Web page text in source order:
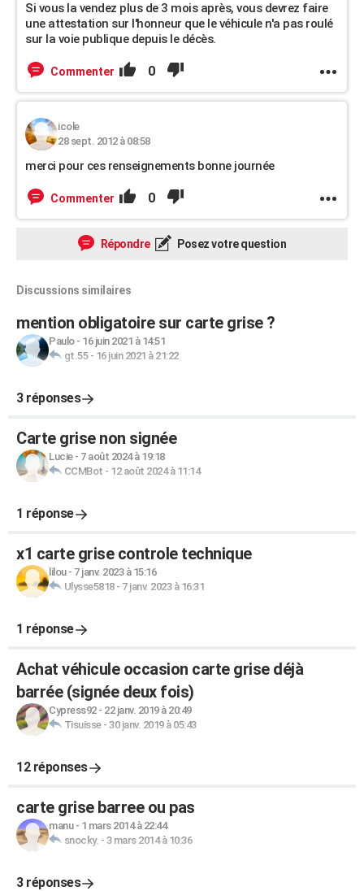
Si vous la vendez plus de 3 mois après, vous devrez faire
une attestation sur l'honneur que le véhicule n'a pas roulé
sur la voie publique depuis le décès.
Commenter 0
icole
28 sept. 2012 à 08:58
merci pour ces renseignements bonne journée
Commenter 0
Répondre Posez votre question
Discussions similaires
mention obligatoire sur carte grise ?
Paulo- 16 juin 2021 à 14:51
gt.55- 16 juin 2021 à 21:22
3 réponses
Carte grise non signée
Lucie- 7 août 2024 à 19:18
CCMBot - 12 août 2024 à 11:14
1 réponse
x1 carte grise controle technique
lilou- 7 janv. 2023 à 15:16
Ulysse5818- 7 janv. 2023 à 16:31
1 réponse
Achat véhicule occasion carte grise déjà
barrée (signée deux fois)
Cypress92- 22 janv. 2019 à 20:49
Tisuisse- 30 janv. 2019 à 05:43
12 réponses
carte grise barree ou pas
manu- 1 mars 2014 à 22:44
snocky. - 3 mars 2014 à 10:36
3 réponses